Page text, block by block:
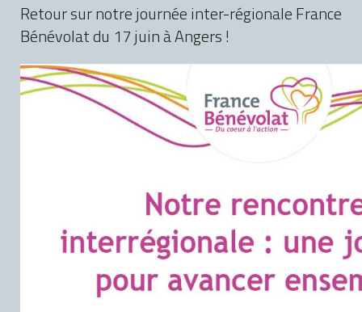
Retour sur notre journée inter-régionale France
Bénévolat du 17 juin à Angers !